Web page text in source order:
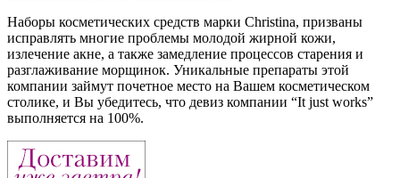
Наборы косметических средств марки Christina, призваны
исправлять многие проблемы молодой жирной кожи,
излечение акне, а также замедление процессов старения и
разглаживание морщинок. Уникальные препараты этой
компании займут почетное место на Вашем косметическом
столике, и Вы убедитесь, что девиз компании “Іt just wоrks”
выполняется на 100%.